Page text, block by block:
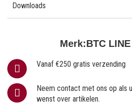
Merk:BTC
Vanaf €250 gratis verzending
Neem contact met ons op als
wenst over artikelen.
Downloads